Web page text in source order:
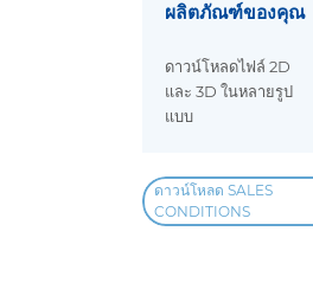
ผลิตภัณฑ์ของคุณ
ดาวน์โหลดไฟล์ 2D
และ 3D ในหลายรูป
แบบ
ดาวน์โหลด SALES
CONDITIONS